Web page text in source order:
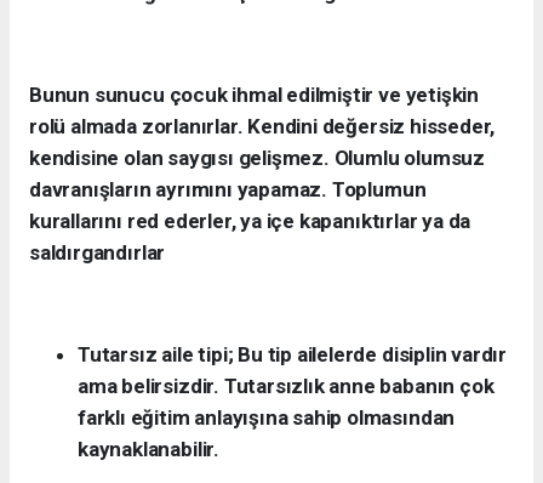
Bunun sunucu çocuk ihmal edilmiştir ve yetişkin
rolü almada zorlanırlar. Kendini değersiz hisseder,
kendisine olan saygısı gelişmez. Olumlu olumsuz
davranışların ayrımını yapamaz. Toplumun
kurallarını red ederler, ya içe kapanıktırlar ya da
saldırgandırlar
Tutarsız aile tipi; Bu tip ailelerde disiplin vardır
ama belirsizdir. Tutarsızlık anne babanın çok
farklı eğitim anlayışına sahip olmasından
kaynaklanabilir.